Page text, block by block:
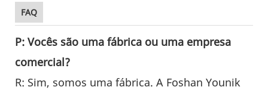
FAQ
P: Vocês são uma fábrica ou uma empresa
comercial?
R: Sim, somos uma fábrica. A Foshan Younik